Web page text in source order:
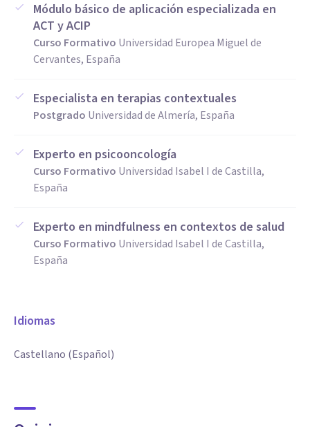
Módulo básico de aplicación especializada en
ACT y ACIP
Curso Formativo Universidad Europea Miguel de
Cervantes, España
Especialista en terapias contextuales
Postgrado Universidad de Almería, España
Experto en psicooncología
Curso Formativo Universidad Isabel I de Castilla,
España
Experto en mindfulness en contextos de salud
Curso Formativo Universidad Isabel I de Castilla,
España
Idiomas
Castellano (Español)